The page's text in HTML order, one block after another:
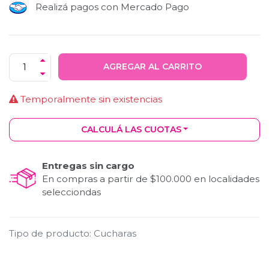
Realizá pagos con Mercado Pago
AGREGAR AL CARRITO
Temporalmente sin existencias
CALCULÁ LAS CUOTAS
Entregas sin cargo
En compras a partir de $100.000 en localidades
selecciondas
Tipo de producto: Cucharas